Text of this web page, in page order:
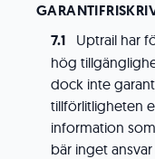
Uptrail har
hög
dock inte
tillförlitligheten
information
bär inget